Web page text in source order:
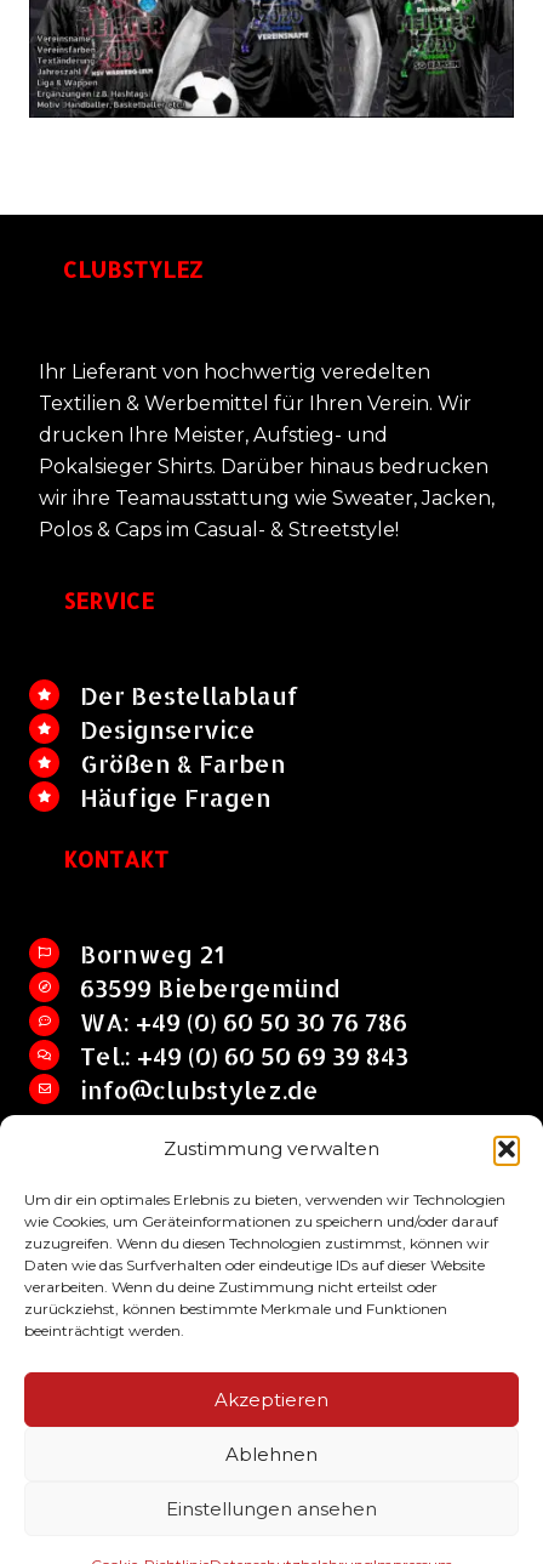
Zustimmung verwalten
Um dir ein optimales Erlebnis zu bieten, verwenden wir Technologien
wie Cookies, um Geräteinformationen zu speichern und/oder darauf
zuzugreifen. Wenn du diesen Technologien zustimmst, können wir
Daten wie das Surfverhalten oder eindeutige IDs auf dieser Website
verarbeiten. Wenn du deine Zustimmung nicht erteilst oder
zurückziehst, können bestimmte Merkmale und Funktionen
beeinträchtigt werden.
Akzeptieren
Ablehnen
Einstellungen ansehen
CLUBSTYLEZ
Ihr Lieferant von hochwertig veredelten
Textilien & Werbemittel für Ihren Verein. Wir
drucken Ihre Meister, Aufstieg- und
Pokalsieger Shirts. Darüber hinaus bedrucken
wir ihre Teamausstattung wie Sweater, Jacken,
Polos & Caps im Casual- & Streetstyle!
SERVICE
Der Bestellablauf
Designservice
Größen & Farben
Häufige Fragen
KONTAKT
Bornweg 21
63599 Biebergemünd
WA: +49 (0) 60 50 30 76 786
Tel.: +49 (0) 60 50 69 39 843
info@clubstylez.de
Clubstylez © 2017 by SHIRT HQ Jan Lehrian
Impressum
AGB